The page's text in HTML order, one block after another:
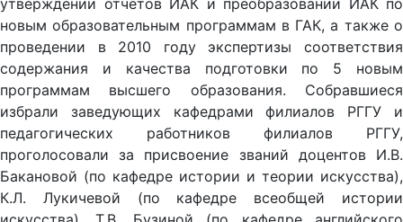
новым образовательным программам в ГАК, а также о
проведении в 2010 году экспертизы соответствия
содержания и качества подготовки по 5 новым
программам высшего образования. Собравшиеся
избрали заведующих кафедрами филиалов РГГУ и
педагогических работников филиалов РГГУ,
проголосовали за присвоение званий доцентов И.В.
Бакановой (по кафедре истории и теории искусства),
К.Л. Лукичевой (по кафедре всеобщей истории
искусства), Т.В. Бузиной (по кафедре английского